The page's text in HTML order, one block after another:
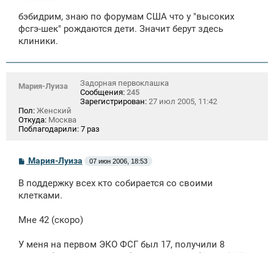
б
щ
н
е
бэбидрим, знаю по форумам США что у "высоких
фсгэ-шек" рождаются дети. Значит берут здесь
клиники.
Мария-Луиза
Задорная первоклашка
Сообщения: 245
Зарегистрирован: 27 июл 2005, 11:42
Пол: Женский
Откуда: Москва
Поблагодарили: 7 раз
С
б
щ
и
Мария-Луиза 07 июн 2006, 18:53
В поддержку всех кто собирается со своими
клетками.
Мне 42 (скоро)
У меня на первом ЭКО ФСГ был 17, получили 8